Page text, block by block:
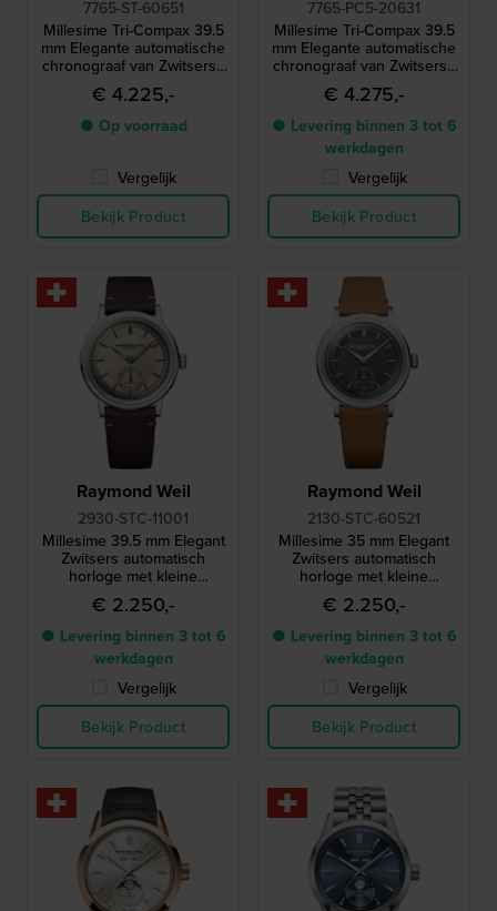
7765-ST-60651
Millesime Tri-Compax 39.5
mm Elegante automatische
chronograaf van Zwitserse
makelij
€ 4.225,-
● Op voorraad
Vergelijk
Bekijk Product
7765-PC5-20631
Millesime Tri-Compax 39.5
mm Elegante automatische
chronograaf van Zwitserse
makelij
€ 4.275,-
● Levering binnen 3 tot 6
werkdagen
Vergelijk
Bekijk Product
Raymond Weil
2930-STC-11001
Millesime 39.5 mm Elegant
Zwitsers automatisch
horloge met kleine
secondewijzer
€ 2.250,-
● Levering binnen 3 tot 6
werkdagen
Vergelijk
Bekijk Product
Raymond Weil
2130-STC-60521
Millesime 35 mm Elegant
Zwitsers automatisch
horloge met kleine
secondewijzer
€ 2.250,-
● Levering binnen 3 tot 6
werkdagen
Vergelijk
Bekijk Product